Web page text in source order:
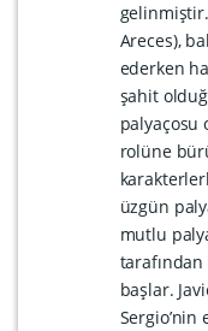
Areces),
ederken
şahit
palyaçosu
rolüne
üzgün
mutlu
tarafından
başlar.
Sergio’nin